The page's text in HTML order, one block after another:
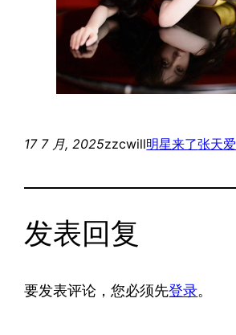
17 7 月, 2025zzcwill明星来了张天爱
发表回复
要发表评论，您必须先登录。